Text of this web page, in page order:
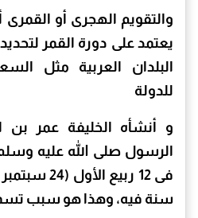
والتقويم الهجرى أو
يعتمد على دورة القمر
البلدان العربية مثل
للدولة
و أنشأه الخليفة عمر
الرسول صلى الله عليه
سنة فيه، وهذا هو سبب